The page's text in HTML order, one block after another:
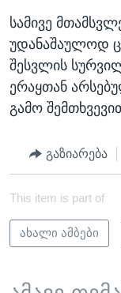
სამივე
უდანაშაულოდ
შესვლის
ერაყთან
გამო
გაზიარება
This item is part of
ახალი ამბები